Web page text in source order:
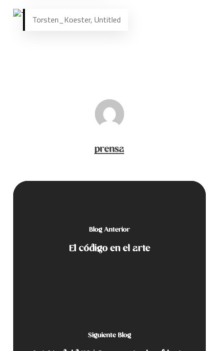
Torsten_Koester, Untitled
prensa
Blog Anterior
El código en el arte
Siguiente Blog